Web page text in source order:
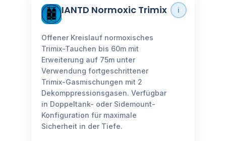
ℹ️
IANTD Normoxic Trimix
Offener Kreislauf normoxisches
Trimix-Tauchen bis 60m mit
Erweiterung auf 75m unter
Verwendung fortgeschrittener
Trimix-Gasmischungen mit 2
Dekomppressionsgasen. Verfügbar
in Doppeltank- oder Sidemount-
Konfiguration für maximale
Sicherheit in der Tiefe.